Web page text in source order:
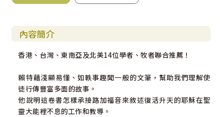
內容簡介
香港、台灣、東南亞及北美14位學者、牧者聯合推薦！
賴特藉淺顯易懂、如軼事趣聞一般的文筆，幫助我們理解使
徒行傳豐富多面的故事。
他說明這卷書怎樣承接路加福音來敘述復活升天的耶穌在聖
靈大能裡不息的工作和教導。